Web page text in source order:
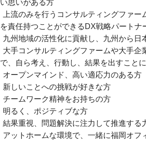
い思いがある方
上流のみを行うコンサルティングファ
を責任持つことができるDX戦略パートナ
九州地域の活性化に貢献し、九州から
大手コンサルティングファームや大手
で、自ら考え、行動し、結果を出すこと
オープンマインド、高い適応力のある方
新しいことへの挑戦が好きな方
チームワーク精神をお持ちの方
明るく、ポジティブな方
結果重視、問題解決に注力して推進する
アットホームな環境で、一緒に福岡オフ